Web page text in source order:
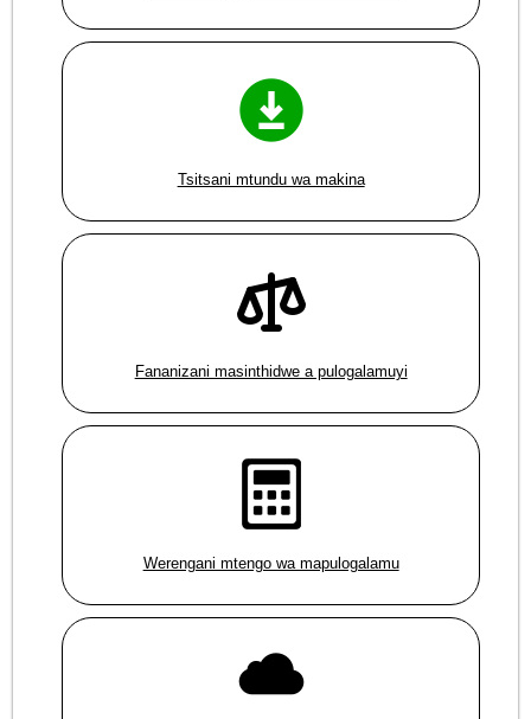
Tsitsani mtundu wa makina
Fananizani masinthidwe a pulogalamuyi
Werengani mtengo wa mapulogalamu